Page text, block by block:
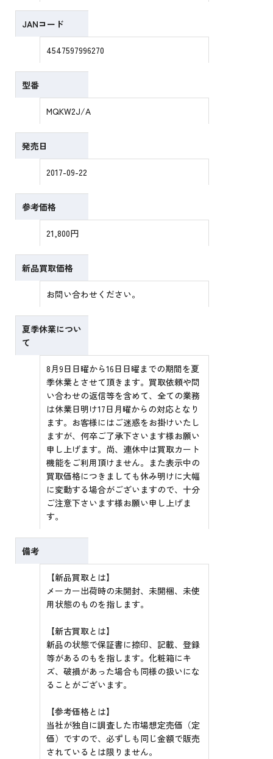
JANコード
4547597996270
型番
MQKW2J/A
発売日
2017-09-22
参考価格
21,800円
新品買取価格
お問い合わせください。
夏季休業につい
て
8月9日日曜から16日日曜までの期間を夏
季休業とさせて頂きます。買取依頼や問
い合わせの返信等を含めて、全ての業務
は休業日明け17日月曜からの対応となり
ます。お客様にはご迷惑をお掛けいたし
ますが、何卒ご了承下さいます様お願い
申し上げます。尚、連休中は買取カート
機能をご利用頂けません。また表示中の
買取価格につきましても休み明けに大幅
に変動する場合がございますので、十分
ご注意下さいます様お願い申し上げま
す。
備考
【新品買取とは】
メーカー出荷時の未開封、未開梱、未使
用状態のものを指します。
【新古買取とは】
新品の状態で保証書に捺印、記載、登録
等があるのもを指します。化粧箱にキ
ズ、破損があった場合も同様の扱いにな
ることがございます。
【参考価格とは】
当社が独自に調査した市場想定売価（定
価）ですので、必ずしも同じ金額で販売
されているとは限りません。